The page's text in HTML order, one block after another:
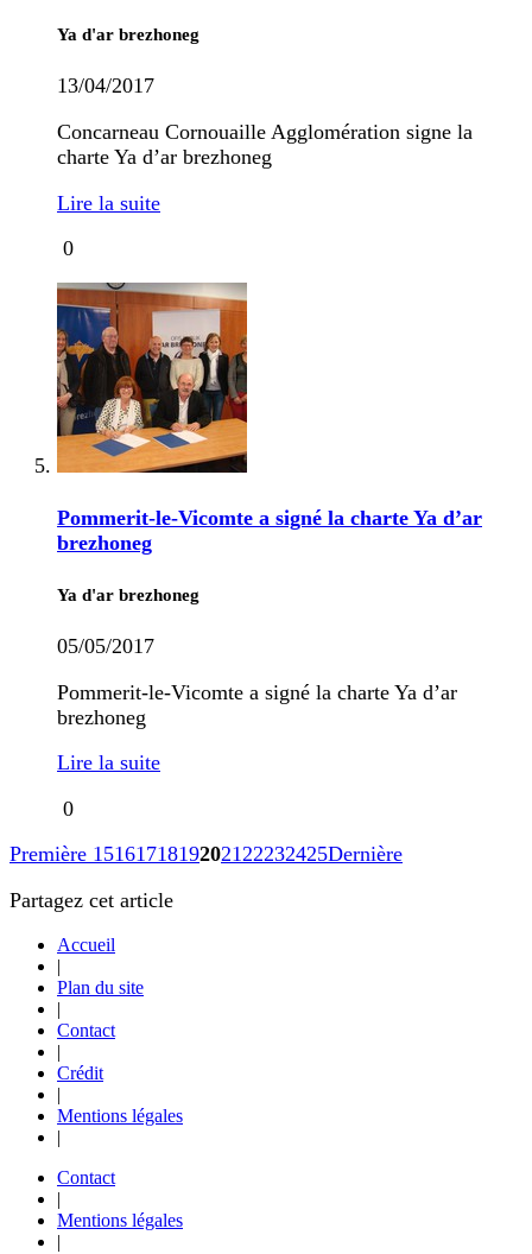
Ya d'ar brezhoneg
13/04/2017
Concarneau Cornouaille Agglomération signe la
charte Ya d’ar brezhoneg
Lire la suite
0
Pommerit-le-Vicomte a signé la charte Ya d’ar
brezhoneg
Ya d'ar brezhoneg
05/05/2017
Pommerit-le-Vicomte a signé la charte Ya d’ar
brezhoneg
Lire la suite
0
Première 1516171819202122232425Dernière
Partagez cet article
Accueil
|
Plan du site
|
Contact
|
Crédit
|
Mentions légales
|
Contact
|
Mentions légales
|